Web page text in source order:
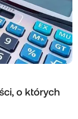
o których